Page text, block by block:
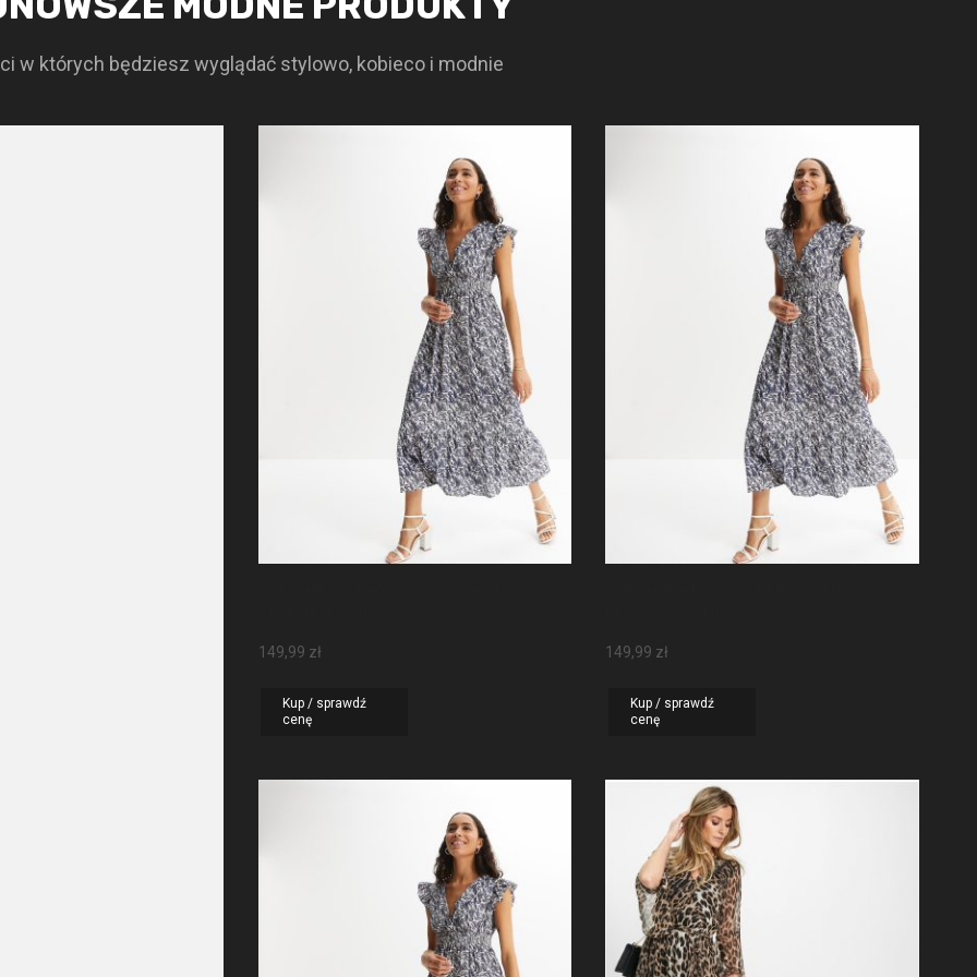
w których będziesz wyglądać stylowo, kobieco i modnie
149,99 zł
Kup / sprawdź
cenę
149,99 zł
Kup / sprawdź
cenę